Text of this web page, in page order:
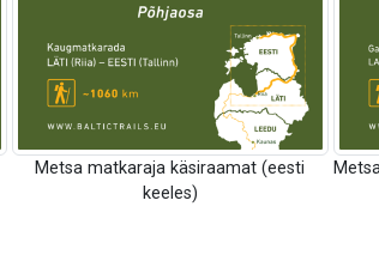
Metsa matkaraja käsiraamat (eesti
keeles)